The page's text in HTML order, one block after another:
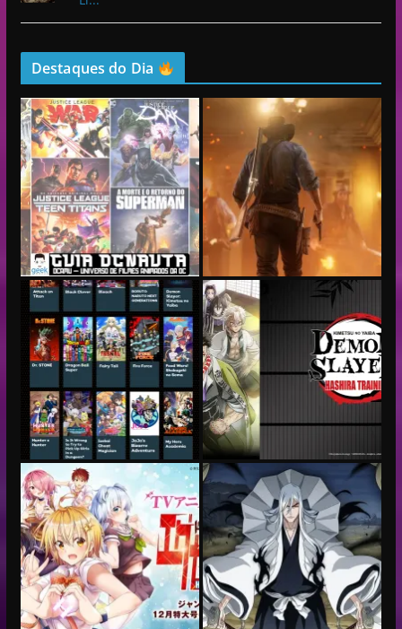
Destaques do Dia